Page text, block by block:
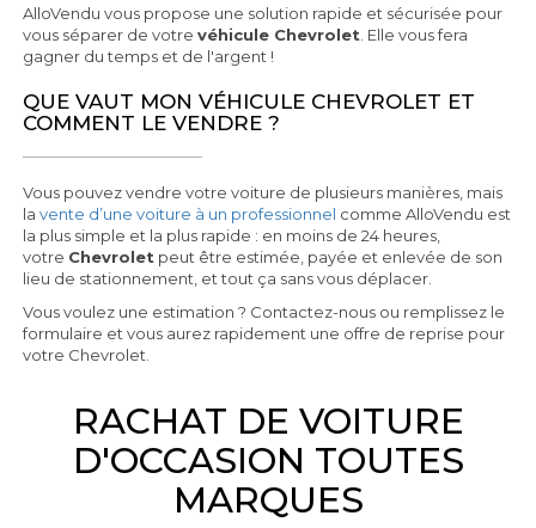
AlloVendu vous propose une solution rapide et sécurisée pour
vous séparer de votrevéhicule Chevrolet . Elle vous fera
gagner du temps et de l'argent !
QUE VAUT MON VÉHICULE CHEVROLET ET
COMMENT LE VENDRE ?
Vous pouvez vendre votre voiture de plusieurs manières, mais
lavente d’une voiture à un professionnel comme AlloVendu est
la plus simple et la plus rapide : en moins de 24 heures,
votre Chevrolet peut être estimée, payée et enlevée de son
lieu de stationnement, et tout ça sans vous déplacer.
Vous voulez une estimation ? Contactez-nous ou remplissez le
formulaire et vous aurez rapidement une offre de reprise pour
votre Chevrolet.
RACHAT DE VOITURE
D'OCCASION TOUTES
MARQUES